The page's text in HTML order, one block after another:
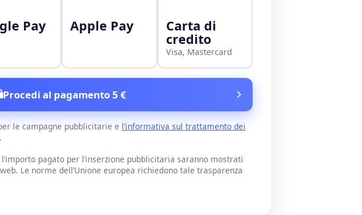
Pay Apple Pay Carta di
credito
Visa, Mastercard
Procedi al pagamento 5 €
le campagne pubblicitarie e l’informativa sul trattamento dei
pagato per l’inserzione pubblicitaria saranno mostrati
Le norme dell’Unione europea richiedono tale trasparenza